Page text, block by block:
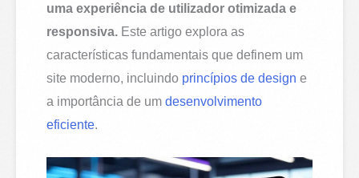
uma experiência de utilizador otimizada e
responsiva. Este artigo explora as
características fundamentais que definem um
site moderno, incluindo princípios de design e
a importância de umdesenvolvimento
eficiente.